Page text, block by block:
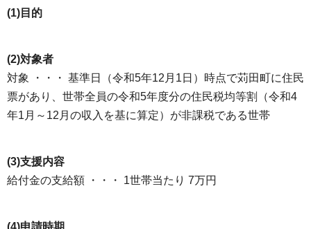
(1)目的
(2)対象者
対象 ・・・ 基準日（令和5年12月1日）時点で苅田町に住民
票があり、世帯全員の令和5年度分の住民税均等割（令和4
年1月～12月の収入を基に算定）が非課税である世帯
(3)支援内容
給付金の支給額 ・・・ 1世帯当たり 7万円
(4)申請時期